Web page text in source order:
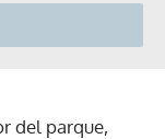
del parque,